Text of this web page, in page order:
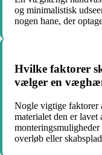
og minimalistisk
nogen hane, der
Hvilke faktorer
vælger en
Nogle vigtige faktorer
materialet den er lavet
overløb eller